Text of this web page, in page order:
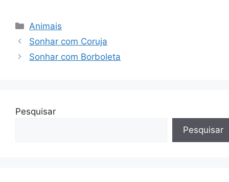
Categorias
Animais
Sonhar com Coruja
Sonhar com Borboleta
Pesquisar
Pesquisar